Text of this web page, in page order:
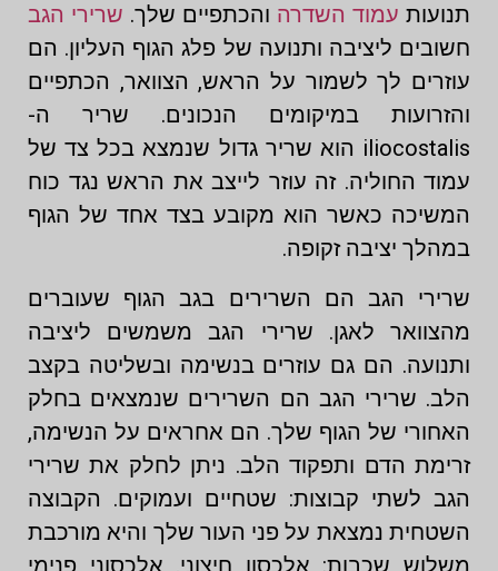
תנועות עמוד השדרה והכתפיים שלך. שרירי הגב
חשובים ליציבה ותנועה של פלג הגוף העליון. הם
עוזרים לך לשמור על הראש, הצוואר, הכתפיים
והזרועות במיקומים הנכונים. שריר ה-
iliocostalis הוא שריר גדול שנמצא בכל צד של
עמוד החוליה. זה עוזר לייצב את הראש נגד כוח
המשיכה כאשר הוא מקובע בצד אחד של הגוף
במהלך יציבה זקופה.
שרירי הגב הם השרירים בגב הגוף שעוברים
מהצוואר לאגן. שרירי הגב משמשים ליציבה
ותנועה. הם גם עוזרים בנשימה ובשליטה בקצב
הלב. שרירי הגב הם השרירים שנמצאים בחלק
האחורי של הגוף שלך. הם אחראים על הנשימה,
זרימת הדם ותפקוד הלב. ניתן לחלק את שרירי
הגב לשתי קבוצות: שטחיים ועמוקים. הקבוצה
השטחית נמצאת על פני העור שלך והיא מורכבת
משלוש שכבות: אלכסון חיצוני, אלכסוני פנימי